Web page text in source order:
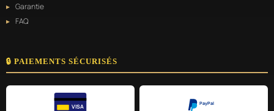
Garantie
FAQ
🔒 PAIEMENTS SÉCURISÉS
VISA
PayPal